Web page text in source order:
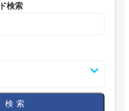
検索
検索